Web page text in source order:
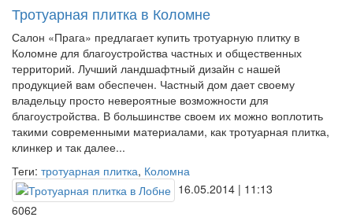
Тротуарная плитка в Коломне
Салон «Прага» предлагает купить тротуарную плитку в
Коломне для благоустройства частных и общественных
территорий. Лучший ландшафтный дизайн с нашей
продукцией вам обеспечен. Частный дом дает своему
владельцу просто невероятные возможности для
благоустройства. В большинстве своем их можно воплотить
такими современными материалами, как тротуарная плитка,
клинкер и так далее...
Теги: тротуарная плитка, Коломна
16.05.2014 | 11:13
6062